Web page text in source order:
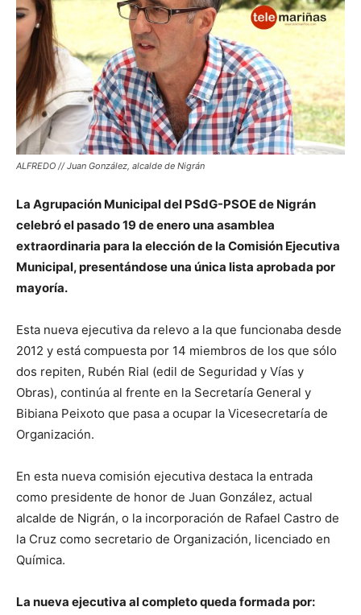
ALFREDO // Juan González, alcalde de Nigrán
La Agrupación Municipal del PSdG-PSOE de Nigrán
celebró el pasado 19 de enero una asamblea
extraordinaria para la elección de la Comisión Ejecutiva
Municipal, presentándose una única lista aprobada por
mayoría.
Esta nueva ejecutiva da relevo a la que funcionaba desde
2012 y está compuesta por 14 miembros de los que sólo
dos repiten, Rubén Rial (edil de Seguridad y Vías y
Obras), continúa al frente en la Secretaría General y
Bibiana Peixoto que pasa a ocupar la Vicesecretaría de
Organización.
En esta nueva comisión ejecutiva destaca la entrada
como presidente de honor de Juan González, actual
alcalde de Nigrán, o la incorporación de Rafael Castro de
la Cruz como secretario de Organización, licenciado en
Química.
La nueva ejecutiva al completo queda formada por: